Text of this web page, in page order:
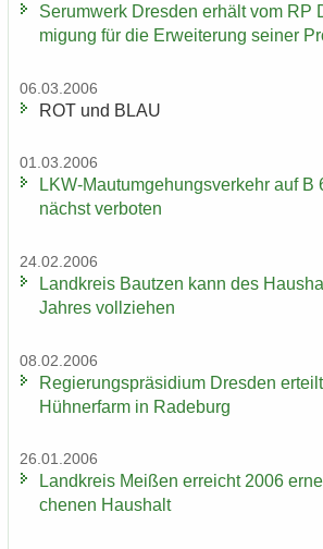
Ser­um­werk Dres­den er­hält vom RP
mi­gung für die Er­wei­te­rung sei­ner
06.03.2006
ROT und BLAU
01.03.2006
LKW-​Mautumgehungsverkehr auf
nächst ver­bo­ten
24.02.2006
Land­kreis Baut­zen kann des
Jah­res voll­zie­hen
08.02.2006
Re­gie­rungs­prä­si­di­um Dres­den
Hüh­ner­farm in Ra­de­burg
26.01.2006
Land­kreis Mei­ßen er­reicht 2006
che­nen Haus­halt